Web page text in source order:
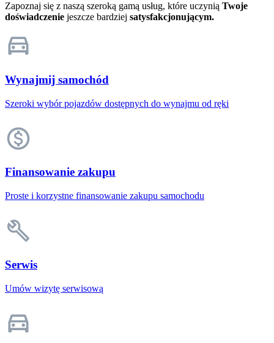
Zapoznaj się z naszą szeroką gamą usług, które uczynią Twoje
doświadczenie jeszcze bardziej satysfakcjonującym.
Wynajmij samochód
Szeroki wybór pojazdów dostępnych do wynajmu od ręki
Finansowanie zakupu
Proste i korzystne finansowanie zakupu samochodu
Serwis
Umów wizytę serwisową